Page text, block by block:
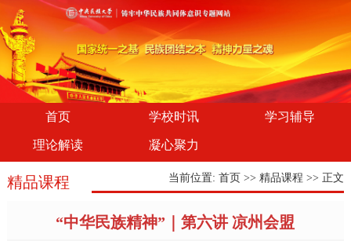
首页 学校时讯 学习辅导
理论解读 凝心聚力
精品课程 当前位置:首页 >>精品课程 >> 正文
“中华民族精神”｜第六讲 凉州会盟